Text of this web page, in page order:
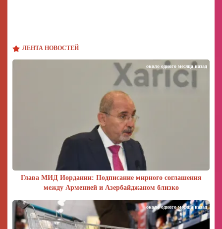
ЛЕНТА НОВОСТЕЙ
Глава МИД Иордании: Подписание мирного соглашения
между Арменией и Азербайджаном близко
около одного месяца назад
около одного месяца назад